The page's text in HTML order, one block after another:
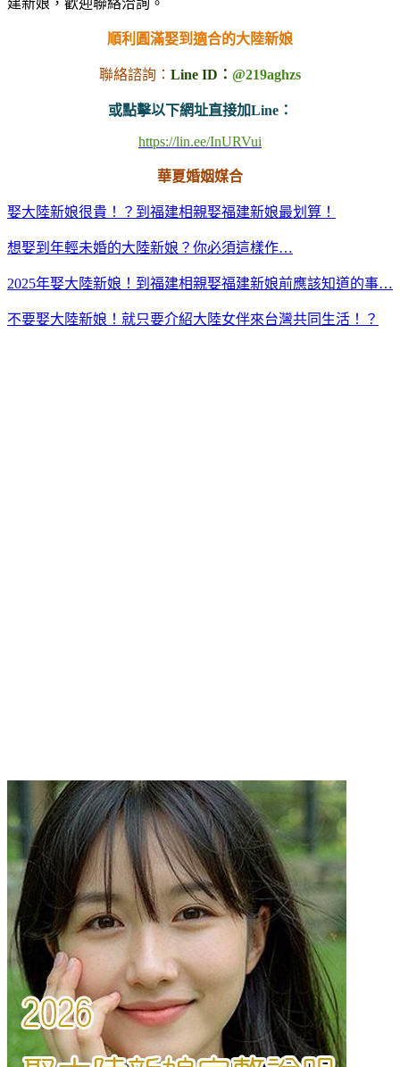
建新娘，歡迎聯絡洽詢。
順利圓滿娶到適合的大陸新娘
聯絡諮詢： Line ID： @219aghzs
或點擊以下網址直接加Line：
https://lin.ee/InURVui
華夏婚姻媒合
娶大陸新娘很貴！？到福建相親娶福建新娘最划算！
想娶到年輕未婚的大陸新娘？你必須這樣作…
2025年娶大陸新娘！到福建相親娶福建新娘前應該知道的事…
不要娶大陸新娘！就只要介紹大陸女伴來台灣共同生活！？